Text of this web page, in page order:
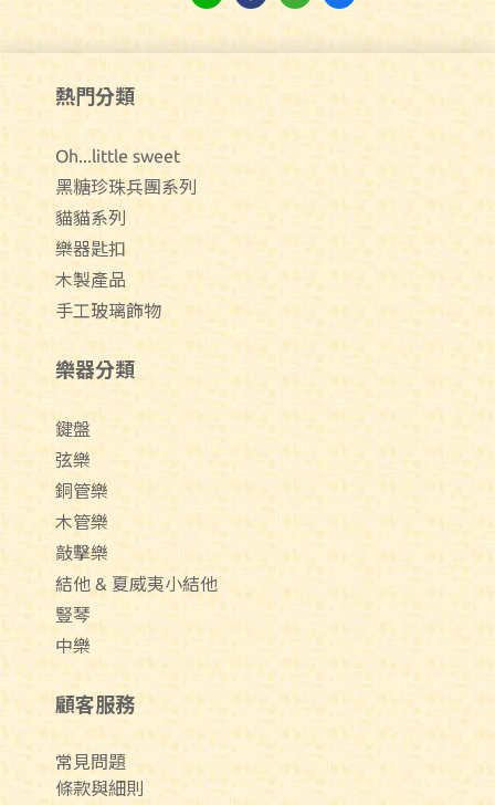
熱門分類
Oh...little sweet
黑糖珍珠兵團系列
貓貓系列
樂器匙扣
木製產品
手工玻璃飾物
樂器分類
鍵盤
弦樂
銅管樂
木管樂
敲擊樂
結他 & 夏威夷小結他
豎琴
中樂
顧客服務
常見問題
條款與細則